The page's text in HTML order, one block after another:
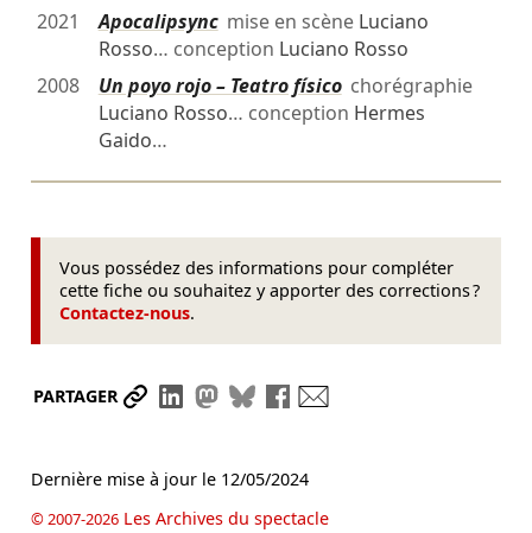
2021
Apocalipsyncmise en scène Luciano
Rosso… conception Luciano Rosso
2008
Un poyo rojo – Teatro físicochorégraphie
Luciano Rosso… conception Hermes
Gaido…
Vous possédez des informations pour compléter
cette fiche ou souhaitez y apporter des corrections ?
Contactez-nous.
PARTAGER Partager le lien
Partager sur LinkedIn
Partager sur Mastodon
Partager sur Bluesky
Partager sur Facebook
Dernière mise à jour le 12/05/2024
© 2007-2026Les Archives du spectacle